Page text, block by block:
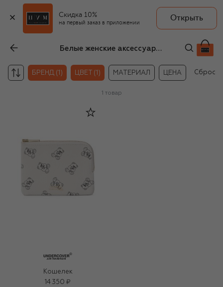
Скидка 10%
на первый заказ в приложении
Открыть
Белые женские аксессуары из кожи Undercover
БРЕНД (1) ЦВЕТ (1) МАТЕРИАЛ ЦЕНА
1 товар
Кошелек
14 350 ₽